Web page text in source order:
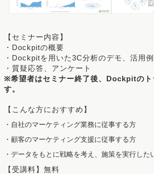
【セミナー内容】
・Dockpitの概要
・Dockpitを用いた3C分析のデモ、活用
・質疑応答、アンケート
※希望者はセミナー終了後、Dockpitのト
す。
【こんな方におすすめ】
・自社のマーケティング業務に従事する方
・顧客のマーケティング支援に従事する方
・データをもとに戦略を考え、施策を実行した
【受講料】無料